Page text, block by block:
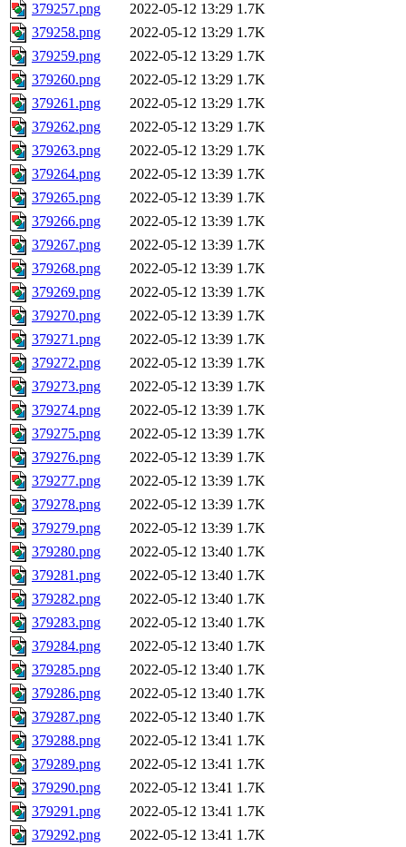
379257.png
2022-05-12 13:29 1.7K
379258.png
2022-05-12 13:29 1.7K
379259.png
2022-05-12 13:29 1.7K
379260.png
2022-05-12 13:29 1.7K
379261.png
2022-05-12 13:29 1.7K
379262.png
2022-05-12 13:29 1.7K
379263.png
2022-05-12 13:29 1.7K
379264.png
2022-05-12 13:39 1.7K
379265.png
2022-05-12 13:39 1.7K
379266.png
2022-05-12 13:39 1.7K
379267.png
2022-05-12 13:39 1.7K
379268.png
2022-05-12 13:39 1.7K
379269.png
2022-05-12 13:39 1.7K
379270.png
2022-05-12 13:39 1.7K
379271.png
2022-05-12 13:39 1.7K
379272.png
2022-05-12 13:39 1.7K
379273.png
2022-05-12 13:39 1.7K
379274.png
2022-05-12 13:39 1.7K
379275.png
2022-05-12 13:39 1.7K
379276.png
2022-05-12 13:39 1.7K
379277.png
2022-05-12 13:39 1.7K
379278.png
2022-05-12 13:39 1.7K
379279.png
2022-05-12 13:39 1.7K
379280.png
2022-05-12 13:40 1.7K
379281.png
2022-05-12 13:40 1.7K
379282.png
2022-05-12 13:40 1.7K
379283.png
2022-05-12 13:40 1.7K
379284.png
2022-05-12 13:40 1.7K
379285.png
2022-05-12 13:40 1.7K
379286.png
2022-05-12 13:40 1.7K
379287.png
2022-05-12 13:40 1.7K
379288.png
2022-05-12 13:41 1.7K
379289.png
2022-05-12 13:41 1.7K
379290.png
2022-05-12 13:41 1.7K
379291.png
2022-05-12 13:41 1.7K
379292.png
2022-05-12 13:41 1.7K